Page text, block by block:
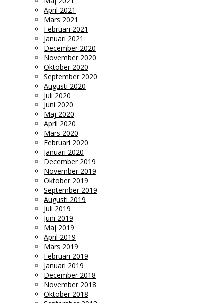
April 2021
Mars 2021
Februari 2021
Januari 2021
December 2020
November 2020
Oktober 2020
September 2020
Augusti 2020
Juli 2020
Juni 2020
Maj 2020
April 2020
Mars 2020
Februari 2020
Januari 2020
December 2019
November 2019
Oktober 2019
September 2019
Augusti 2019
Juli 2019
Juni 2019
Maj 2019
April 2019
Mars 2019
Februari 2019
Januari 2019
December 2018
November 2018
Oktober 2018